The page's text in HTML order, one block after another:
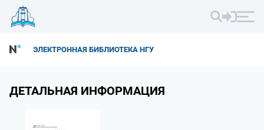
ЭЛЕКТРОННАЯ БИБЛИОТЕКА НГУ
ДЕТАЛЬНАЯ ИНФОРМАЦИЯ